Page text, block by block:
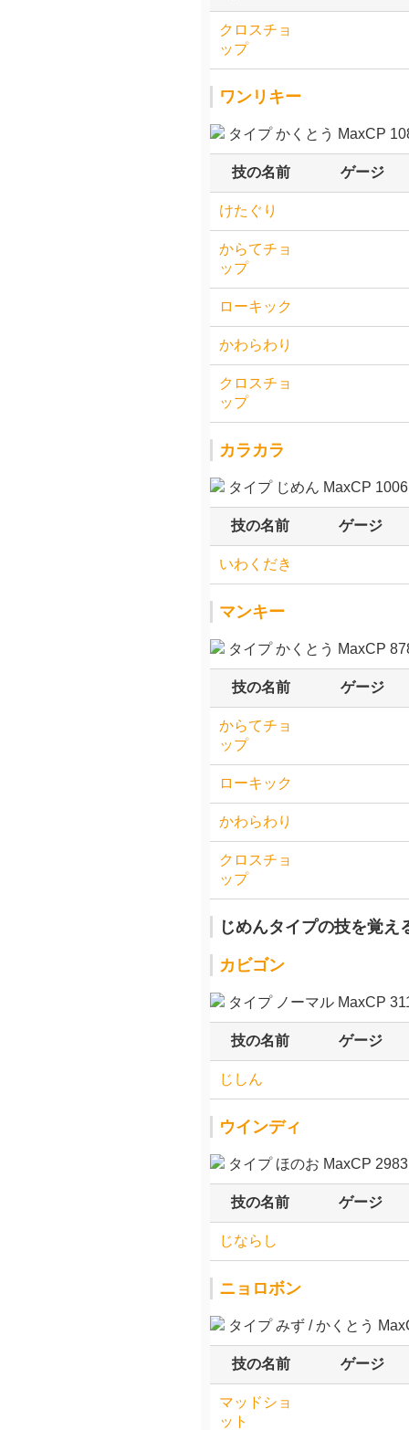
クロスチョ
ップ
ワンリキー
タイプ かくとう MaxCP
技の名前 ゲージ
けたぐり
からてチョ
ップ
ローキック
かわらわり
クロスチョ
ップ
カラカラ
タイプ じめん MaxCP
技の名前 ゲージ
いわくだき
マンキー
タイプ かくとう MaxCP
技の名前 ゲージ
からてチョ
ップ
ローキック
かわらわり
クロスチョ
ップ
じめんタイプの技を覚え
カビゴン
タイプ ノーマル MaxCP
技の名前 ゲージ
じしん
ウインディ
タイプ ほのお MaxCP
技の名前 ゲージ
じならし
ニョロボン
タイプ みず / かくとう
技の名前 ゲージ
マッドショ
ット